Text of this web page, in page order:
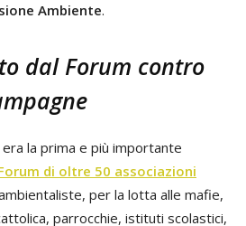
Ambiente.
dal Forum contro
la prima e più importante
di oltre 50 associazioni
per la lotta alle mafie,
parrocchie, istituti scolastici,